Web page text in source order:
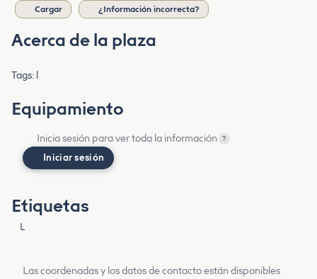
Cargar ¿Información incorrecta?
Acerca de la plaza
Tags: l
Equipamiento
Inicia sesión para ver toda la información ?
Iniciar sesión
Etiquetas
L
Las coordenadas y los datos de contacto están disponibles